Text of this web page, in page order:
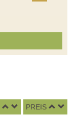
PREIS